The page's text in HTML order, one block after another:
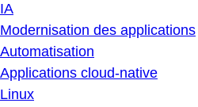
IA
Modernisation des applications
Automatisation
Applications cloud-native
Linux